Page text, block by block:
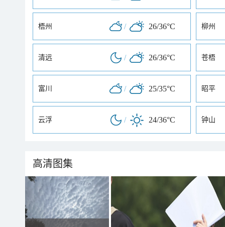
梧州 / 26/36°C 柳州
清远 / 26/36°C 苍梧
富川 / 25/35°C 昭平
云浮 / 24/36°C 钟山
高清图集